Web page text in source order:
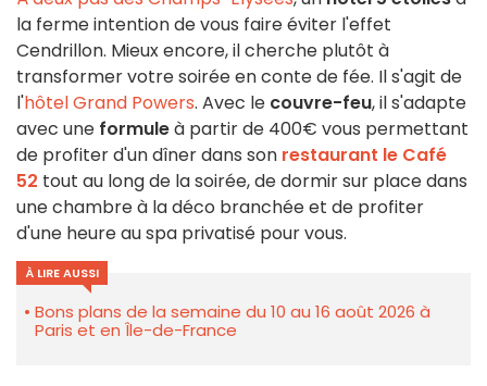
la ferme intention de vous faire éviter l'effet
Cendrillon. Mieux encore, il cherche plutôt à
transformer votre soirée en conte de fée. Il s'agit de
l'hôtel Grand Powers. Avec le couvre-feu, il s'adapte
avec une formuleà partir de 400€ vous permettant
de profiter d'un dîner dans son restaurant le Café
52 tout au long de la soirée, de dormir sur place dans
une chambre à la déco branchée et de profiter
d'une heure au spa privatisé pour vous.
À LIRE AUSSI
Bons plans de la semaine du 10 au 16 août 2026 à
Paris et en Île-de-France